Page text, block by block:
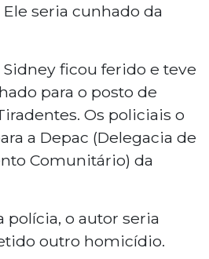
seria cunhado da
ficou ferido e teve
para o posto de
Os policiais o
a Depac (Delegacia de
Comunitário) da
o autor seria
outro homicídio.